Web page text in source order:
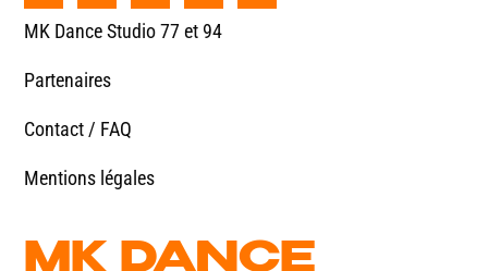
MK Dance Studio 77 et 94
Partenaires
Contact / FAQ
Mentions légales
MK DANCE